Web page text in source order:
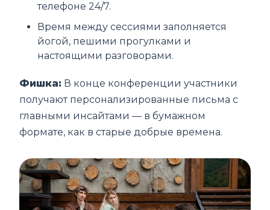
телефоне 24/7.
Время между сессиями заполняется
йогой, пешими прогулками и
настоящими разговорами.
Фишка: В конце конференции участники
получают персонализированные письма с
главными инсайтами — в бумажном
формате, как в старые добрые времена.